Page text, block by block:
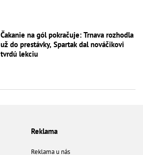
Čakanie na gól pokračuje: Trnava rozhodla
už do prestávky, Spartak dal nováčikovi
tvrdú lekciu
Reklama
Reklama u nás